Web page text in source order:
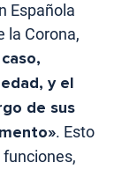
Española
la Corona,
y el
de sus
. Esto